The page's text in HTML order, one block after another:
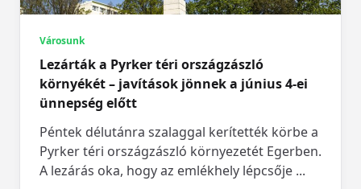
Városunk
Lezárták a Pyrker téri országzászló
környékét – javítások jönnek a június 4-ei
ünnepség előtt
Péntek délutánra szalaggal kerítették körbe a
Pyrker téri országzászló környezetét Egerben.
A lezárás oka, hogy az emlékhely lépcsője ...